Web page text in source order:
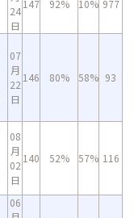
24
日
147 92% 10% 977
07
月
22
日
146 80% 58% 93
08
月
02
日
140 52% 57% 116
06